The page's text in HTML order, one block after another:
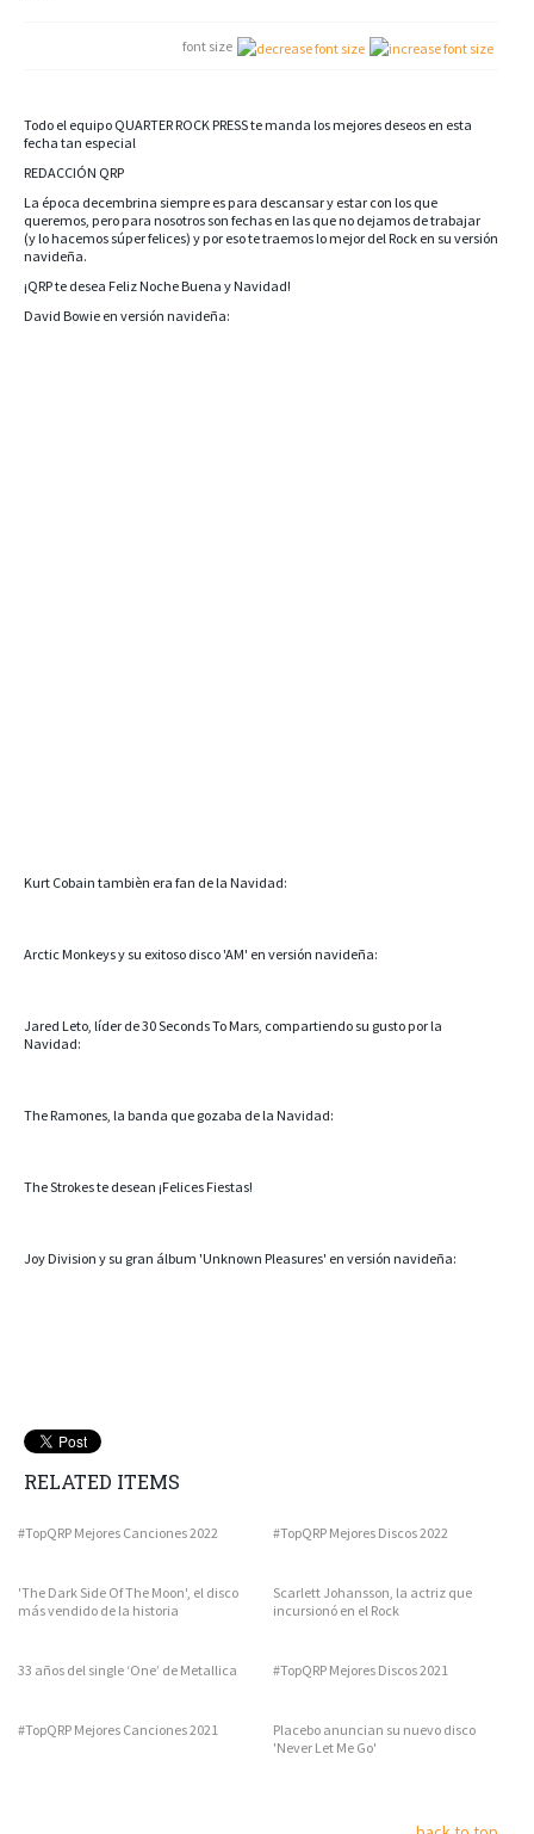
font size
Todo el equipo QUARTER ROCK PRESS te manda los mejores deseos en esta
fecha tan especial
REDACCIÓN QRP
La época decembrina siempre es para descansar y estar con los que
queremos, pero para nosotros son fechas en las que no dejamos de trabajar
(y lo hacemos súper felices) y por eso te traemos lo mejor del Rock en su versión
navideña.
¡QRP te desea Feliz Noche Buena y Navidad!
David Bowie en versión navideña:
Kurt Cobain tambièn era fan de la Navidad:
Arctic Monkeys y su exitoso disco 'AM' en versión navideña:
Jared Leto, líder de 30 Seconds To Mars, compartiendo su gusto por la
Navidad:
The Ramones, la banda que gozaba de la Navidad:
The Strokes te desean ¡Felices Fiestas!
Joy Division y su gran álbum 'Unknown Pleasures' en versión navideña:
RELATED ITEMS
#TopQRP Mejores Canciones 2022 #TopQRP Mejores Discos 2022
'The Dark Side Of The Moon', el disco
más vendido de la historia
Scarlett Johansson, la actriz que
incursionó en el Rock
33 años del single ‘One’ de Metallica #TopQRP Mejores Discos 2021
#TopQRP Mejores Canciones 2021
Placebo anuncian su nuevo disco
'Never Let Me Go'